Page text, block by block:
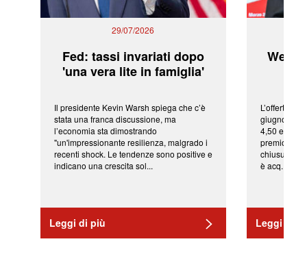
29/07/2026
Fed: tassi invariati dopo
'una vera lite in famiglia'
Il presidente Kevin Warsh spiega che c’è
stata una franca discussione, ma
l’economia sta dimostrando
"un'impressionante resilienza, malgrado i
recenti shock. Le tendenze sono positive e
indicano una crescita sol...
Leggi di più
L’offerta
giugno da
4,50 euro
premio di
chiusura
è acq...
Leggi di